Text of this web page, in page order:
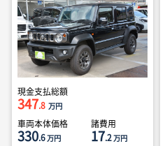
現金支払総額
347.8 万円
車両本体価格
330.6万円
諸費用
17.2万円